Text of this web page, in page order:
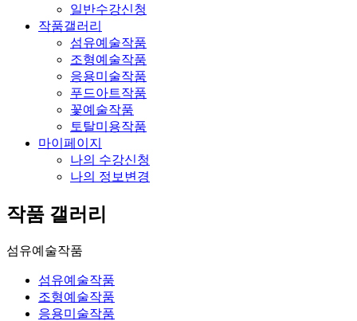
일반수강신청
작품갤러리
섬유예술작품
조형예술작품
응용미술작품
푸드아트작품
꽃예술작품
토탈미용작품
마이페이지
나의 수강신청
나의 정보변경
작품 갤러리
섬유예술작품
섬유예술작품
조형예술작품
응용미술작품